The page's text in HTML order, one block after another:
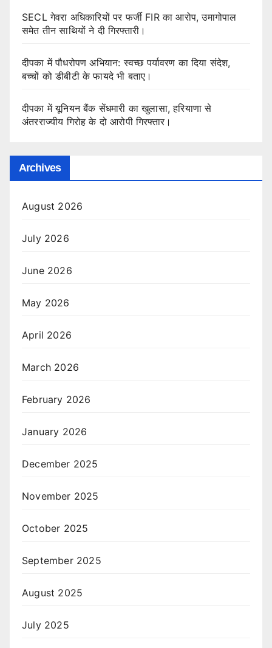
SECL गेवरा अधिकारियों पर फर्जी FIR का आरोप, उमागोपाल
समेत तीन साथियों ने दी गिरफ्तारी।
दीपका में पौधरोपण अभियान: स्वच्छ पर्यावरण का दिया संदेश,
बच्चों को डीबीटी के फायदे भी बताए।
दीपका में यूनियन बैंक सेंधमारी का खुलासा, हरियाणा से
अंतरराज्यीय गिरोह के दो आरोपी गिरफ्तार।
Archives
August 2026
July 2026
June 2026
May 2026
April 2026
March 2026
February 2026
January 2026
December 2025
November 2025
October 2025
September 2025
August 2025
July 2025